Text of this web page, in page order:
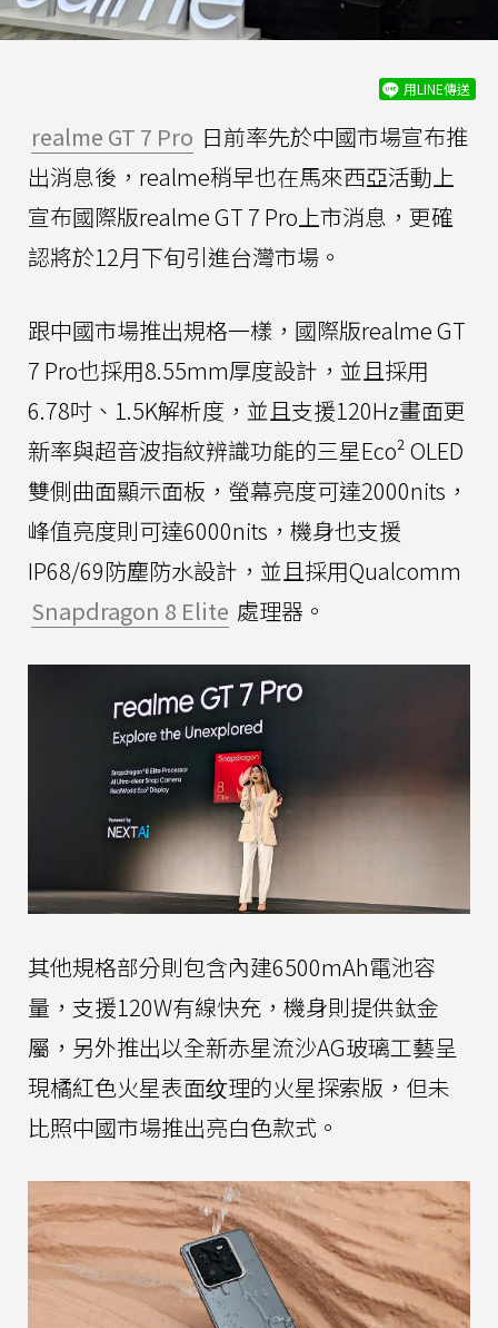
用LINE傳送
realme GT 7 Pro 日前率先於中國市場宣布推
出消息後，realme稍早也在馬來西亞活動上
宣布國際版realme GT 7 Pro上市消息，更確
認將於12月下旬引進台灣市場。
跟中國市場推出規格一樣，國際版realme GT
7 Pro也採用8.55mm厚度設計，並且採用
6.78吋、1.5K解析度，並且支援120Hz畫面更
新率與超音波指紋辨識功能的三星Eco² OLED
雙側曲面顯示面板，螢幕亮度可達2000nits，
峰值亮度則可達6000nits，機身也支援
IP68/69防塵防水設計，並且採用Qualcomm
Snapdragon 8 Elite 處理器。
其他規格部分則包含內建6500mAh電池容
量，支援120W有線快充，機身則提供鈦金
屬，另外推出以全新赤星流沙AG玻璃工藝呈
現橘紅色火星表面纹理的火星探索版，但未
比照中國市場推出亮白色款式。